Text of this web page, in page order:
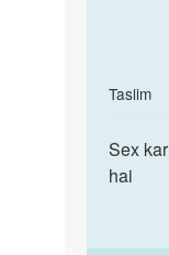
TaslimIn
to
Sex
karna
Sex
hai